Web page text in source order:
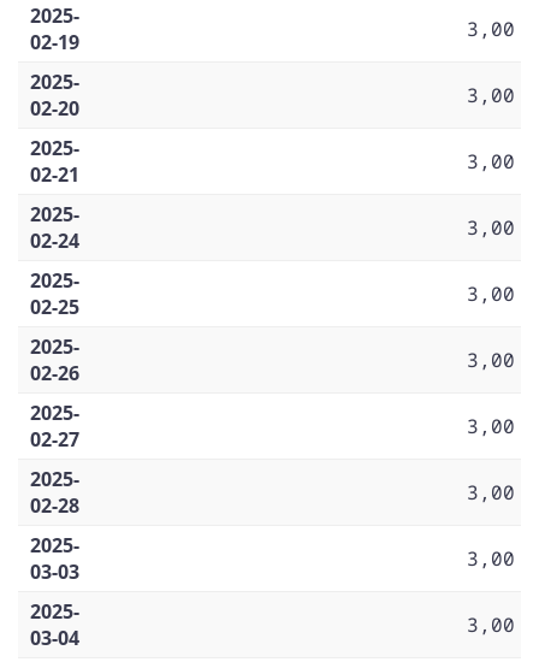
2025-
02-19
3,00
2025-
02-20
3,00
2025-
02-21
3,00
2025-
02-24
3,00
2025-
02-25
3,00
2025-
02-26
3,00
2025-
02-27
3,00
2025-
02-28
3,00
2025-
03-03
3,00
2025-
03-04
3,00